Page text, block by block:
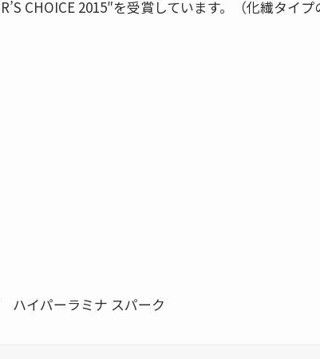
CHOICE 2015″を受賞しています。（化繊タイプ
ハイパーラミナ スパーク